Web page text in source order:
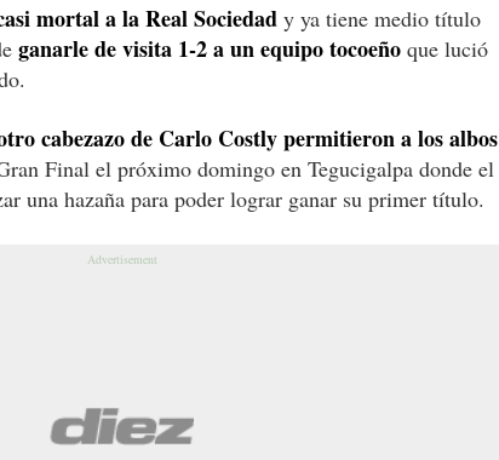
mortal a la Real Sociedad y ya tiene medio título
ganarle de visita 1-2 a un equipo tocoeño que lució
cabezazo de Carlo Costly permitieron a los albos
Final el próximo domingo en Tegucigalpa donde el
una hazaña para poder lograr ganar su primer título.